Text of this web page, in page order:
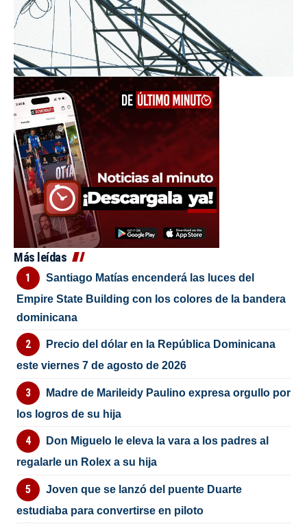
Más leídas
Santiago Matías encenderá las luces del
Empire State Building con los colores de la bandera
dominicana
Precio del dólar en la República Dominicana
este viernes 7 de agosto de 2026
Madre de Marileidy Paulino expresa orgullo por
los logros de su hija
Don Miguelo le eleva la vara a los padres al
regalarle un Rolex a su hija
Joven que se lanzó del puente Duarte
estudiaba para convertirse en piloto